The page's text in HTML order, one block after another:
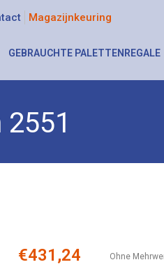
Magazijnkeuring
GEBRAUCHTE PALETTENREGALE
€431,24 Ohne